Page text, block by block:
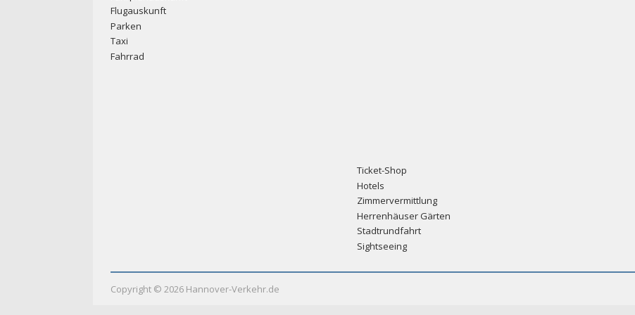
Flugauskunft
Parken
Taxi
Fahrrad
Ticket-Shop
Hotels
Zimmervermittlung
Herrenhäuser Gärten
Stadtrundfahrt
Sightseeing
Copyright © 2026 Hannover-Verkehr.de